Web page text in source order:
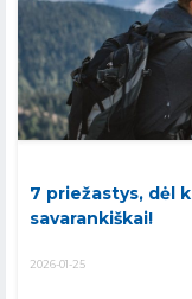
7 priežastys, dėl
savarankiškai!
2026-01-25